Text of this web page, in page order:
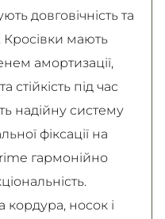
довговічність та
Кросівки мають
амортизації,
під час
надійну систему
фіксації на
гармонійно
кордура, носок і